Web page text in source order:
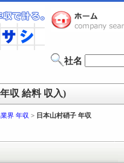
社名
収 給料 収入)
界 年収 > 日本山村硝子 年収